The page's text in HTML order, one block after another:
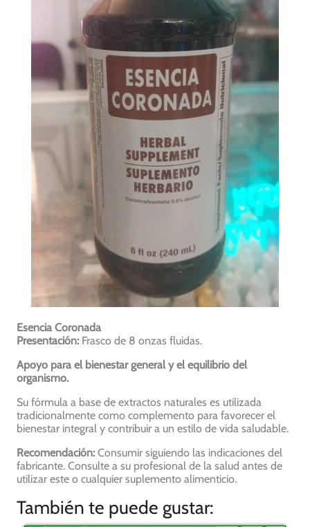
Esencia Coronada
Presentación:Frasco de 8 onzas fluidas.
Apoyo para el bienestar general y el equilibrio del
organismo.
Su fórmula a base de extractos naturales es utilizada
tradicionalmente como complemento para favorecer el
bienestar integral y contribuir a un estilo de vida saludable.
Recomendación:Consumir siguiendo las indicaciones del
fabricante. Consulte a su profesional de la salud antes de
utilizar este o cualquier suplemento alimenticio.
También te puede gustar: